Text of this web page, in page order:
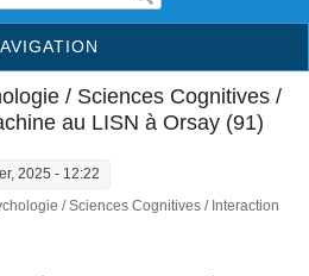
/ Sciences Cognitives /
au LISN à Orsay (91)
2025 - 12:22
/ Sciences Cognitives / Interaction